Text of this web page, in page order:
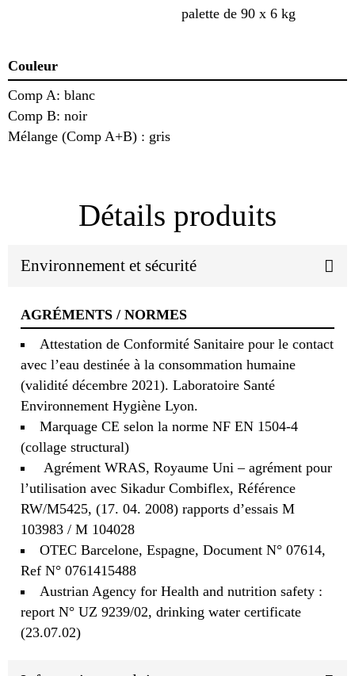
palette de 90 x 6 kg
Couleur
Comp A: blanc
Comp B: noir
Mélange (Comp A+B) : gris
Détails produits
Environnement et sécurité
AGRÉMENTS / NORMES
Attestation de Conformité Sanitaire pour le contact
avec l’eau destinée à la consommation humaine
(validité décembre 2021). Laboratoire Santé
Environnement Hygiène Lyon.
Marquage CE selon la norme NF EN 1504-4
(collage structural)
Agrément WRAS, Royaume Uni – agrément pour
l’utilisation avec Sikadur Combiflex, Référence
RW/M5425, (17. 04. 2008) rapports d’essais M
103983 / M 104028
OTEC Barcelone, Espagne, Document N° 07614,
Ref N° 0761415488
Austrian Agency for Health and nutrition safety :
report N° UZ 9239/02, drinking water certificate
(23.07.02)